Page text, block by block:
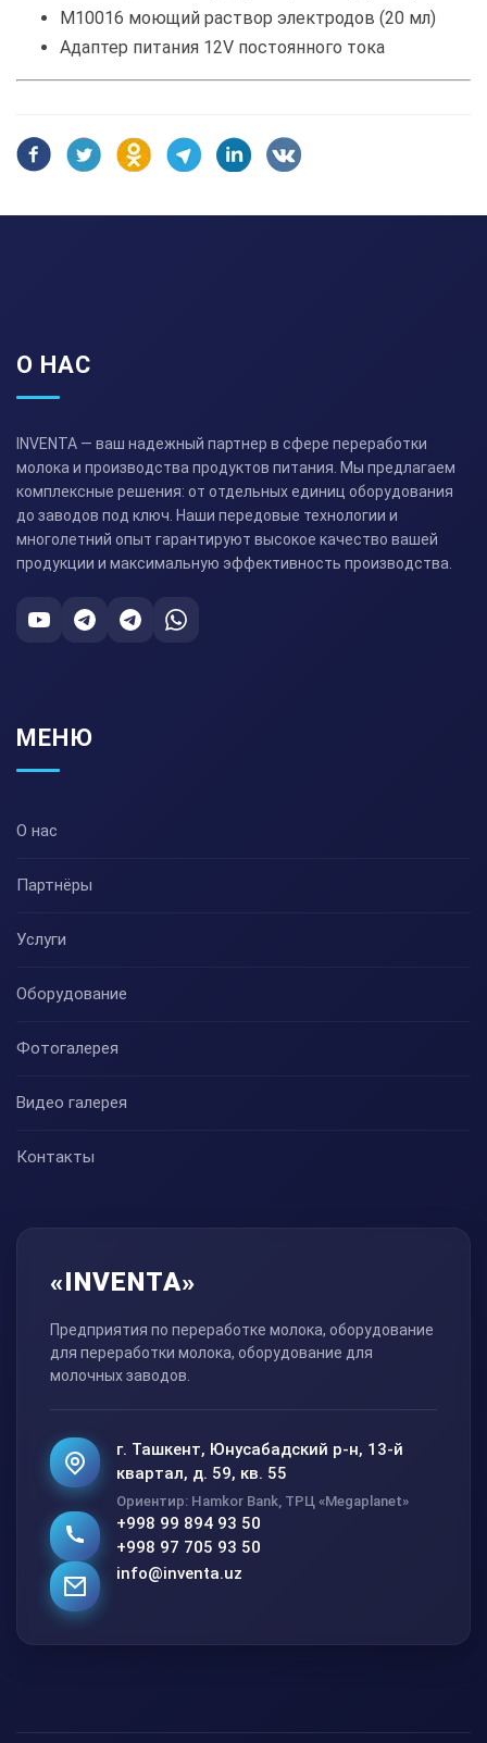
M10016 моющий раствор электродов (20 мл)
Адаптер питания 12V постоянного тока
О НАС
INVENTA — ваш надежный партнер в сфере переработки
молока и производства продуктов питания. Мы предлагаем
комплексные решения: от отдельных единиц оборудования
до заводов под ключ. Наши передовые технологии и
многолетний опыт гарантируют высокое качество вашей
продукции и максимальную эффективность производства.
МЕНЮ
О нас
Партнёры
Услуги
Оборудование
Фотогалерея
Видео галерея
Контакты
«INVENTA»
Предприятия по переработке молока, оборудование
для переработки молока, оборудование для
молочных заводов.
г. Ташкент, Юнусабадский р-н, 13-й
квартал, д. 59, кв. 55
Ориентир: Hamkor Bank, ТРЦ «Megaplanet»
+998 99 894 93 50
+998 97 705 93 50
info@inventa.uz